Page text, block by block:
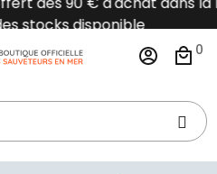
disponible
0